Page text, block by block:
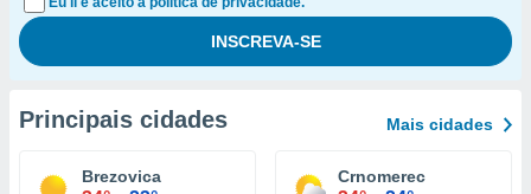
Principais cidades Mais cidades
Brezovica Crnomerec